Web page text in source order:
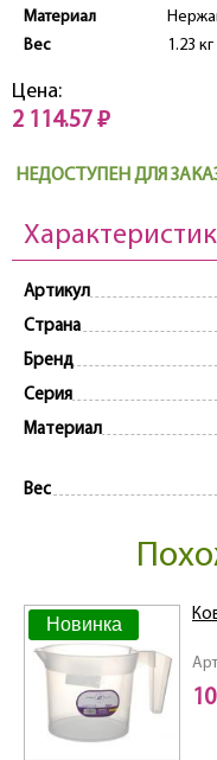
Материал
Вес
1.23 кг
Цена:
2 114.57 ₽
НЕДОСТУПЕН ДЛЯ
Артикул
Страна
Бренд
Серия
Материал
Вес
Новинка